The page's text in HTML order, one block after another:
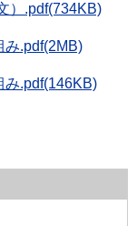
）.pdf(734KB)
.pdf(2MB)
.pdf(146KB)